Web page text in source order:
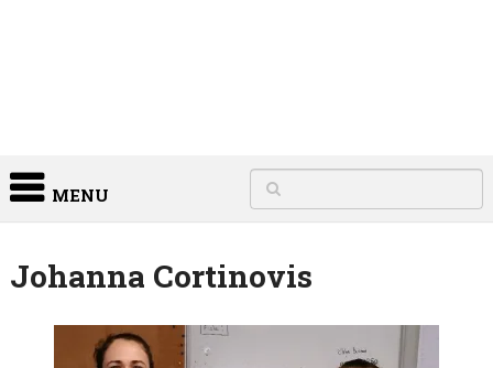
MENU
Johanna Cortinovis